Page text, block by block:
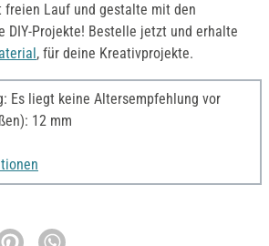
freien Lauf und gestalte mit den
DIY-Projekte! Bestelle jetzt und erhalte
, für deine Kreativprojekte.
Es liegt keine Altersempfehlung vor
12 mm